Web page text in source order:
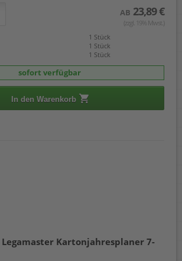
AB 23,89 €
(zzgl. 19% Mwst.)
1 Stück
1 Stück
1 Stück
sofort verfügbar
In den Warenkorb
Kartonjahresplaner 7-